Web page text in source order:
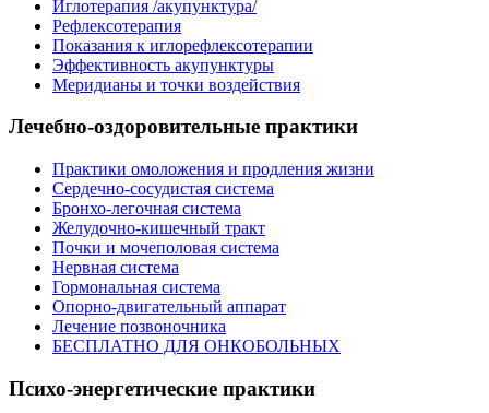
Иглотерапия /акупунктура/
Рефлексотерапия
Показания к иглорефлексотерапии
Эффективность акупунктуры
Меридианы и точки воздействия
Лечебно-оздоровительные практики
Практики омоложения и продления жизни
Сердечно-сосудистая система
Бронхо-легочная система
Желудочно-кишечный тракт
Почки и мочеполовая система
Нервная система
Гормональная система
Опорно-двигательный аппарат
Лечение позвоночника
БЕСПЛАТНО ДЛЯ ОНКОБОЛЬНЫХ
Психо-энергетические практики